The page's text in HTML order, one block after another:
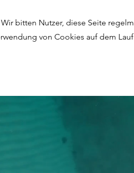
bitten Nutzer, diese Seite
von Cookies auf dem